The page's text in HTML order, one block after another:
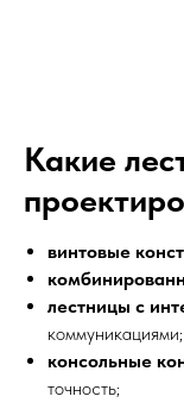
Какие
винтовые
лестницы с
коммуникациями;
консольные
точность;